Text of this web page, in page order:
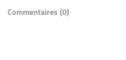
Commentaires(0)